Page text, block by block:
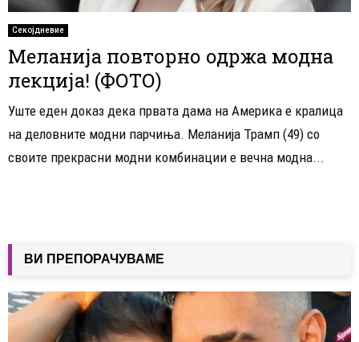
Секојдневие
Меланија повторно одржа модна
лекција! (ФОТО)
Уште еден доказ дека првата дама на Америка е кралица
на деловните модни парчиња. Меланија Трамп (49) со
своите прекрасни модни комбинации е вечна модна...
ВИ ПРЕПОРАЧУВАМЕ